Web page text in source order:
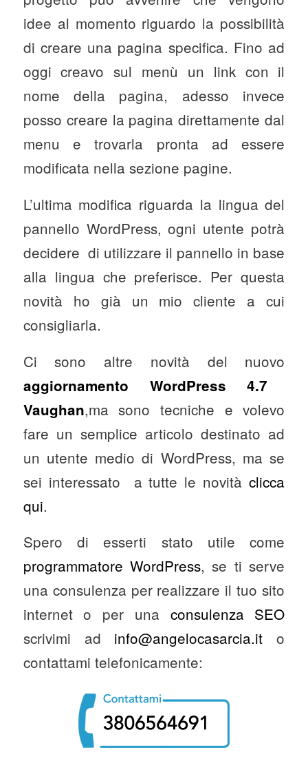
idee al momento riguardo la possibilità
di creare una pagina specifica. Fino ad
oggi creavo sul menù un link con il
nome della pagina, adesso invece
posso creare la pagina direttamente dal
menu e trovarla pronta ad essere
modificata nella sezione pagine.
L’ultima modifica riguarda la lingua del
pannello WordPress, ogni utente potrà
decidere di utilizzare il pannello in base
alla lingua che preferisce. Per questa
novità ho già un mio cliente a cui
consigliarla.
Ci sono altre novità del nuovo
aggiornamento WordPress 4.7
Vaughan,ma sono tecniche e volevo
fare un semplice articolo destinato ad
un utente medio di WordPress, ma se
sei interessato a tutte le novitàclicca
qui.
Spero di esserti stato utile come
programmatore WordPress, se ti serve
una consulenza per realizzare il tuo sito
internet o per una consulenza SEO
scrivimi ad info@angelocasarcia.it o
contattami telefonicamente: